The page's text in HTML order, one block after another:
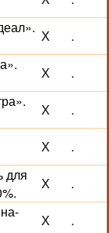
Х .
Х .
Х .
Х .
для
Х .
Х .